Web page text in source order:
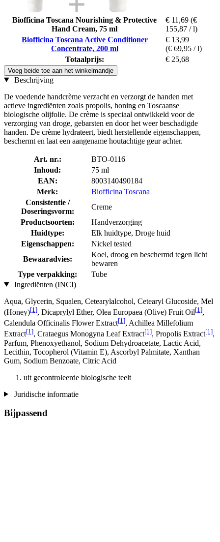
Biofficina Toscana Nourishing & Protective
Hand Cream, 75 ml
€ 11,69 (€
155,87 / l)
Biofficina Toscana Active Conditioner
Concentrate, 200 ml
€ 13,99
(€ 69,95 / l)
Totaalprijs:
€ 25,68
Voeg beide toe aan het winkelmandje
Beschrijving
De voedende handcrème verzacht en verzorgt de handen met
actieve ingrediënten zoals propolis, honing en Toscaanse
biologische olijfolie. De crème is speciaal ontwikkeld voor de
verzorging van droge, gebarsten en door het weer beschadigde
handen. De crème hydrateert, biedt herstellende eigenschappen,
beschermt en laat een aangename houtachtige geur achter.
Art. nr.:
BTO-0116
Inhoud:
75 ml
EAN:
8003140490184
Merk:
Biofficina Toscana
Consistentie /
Doseringsvorm:
Creme
Productsoorten:
Handverzorging
Huidtype:
Elk huidtype, Droge huid
Eigenschappen:
Nickel tested
Bewaaradvies:
Koel, droog en beschermd tegen licht
bewaren
Type verpakking:
Tube
Ingrediënten (INCI)
Aqua, Glycerin, Squalen, Cetearylalcohol, Cetearyl Glucoside, Mel
(Honey)[1], Dicaprylyl Ether, Olea Europaea (Olive) Fruit Oil[1],
Calendula Officinalis Flower Extract[1], Achillea Millefolium
Extract[1], Crataegus Monogyna Leaf Extract[1], Propolis Extract[1],
Parfum, Phenoxyethanol, Sodium Dehydroacetate, Lactic Acid,
Lecithin, Tocopherol (Vitamin E), Ascorbyl Palmitate, Xanthan
Gum, Sodium Benzoate, Citric Acid
uit gecontroleerde biologische teelt
Juridische informatie
Bijpassend